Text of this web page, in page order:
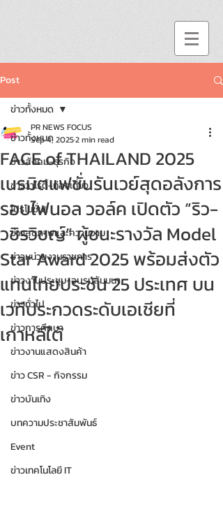
Post
ข่าวทั้งหมด
ข่าวสังคม-ธุรกิจ
ข่าววาไรตี้-ท่องเที่ยว
โปรโมชั่น!!
ข่าวสุขภาพและความงาม
ข่าวหน่วยงานราชการ
ข่าวงานประชุม-อบรมสัมมนา
ข่าวทั่วไป
ข่าวการศึกษา
ข่าวงานแสดงสินค้า
ข่าว CSR - กิจกรรม
ข่าวบันเทิง
บทความประชาสัมพันธ์
Event
ข่าวเทคโนโลยี IT
ข่าวทั้งหมด
FACE of THAILAND 2025
เนรมิตแฟชั่นรันเวย์สุดอลังการ
รอบไฟนอล วอล์ค เปิดตัว “ริว-
วชิรวิชญ์” ผู้ชนะรางวัล Model
Star Award 2025 พร้อมส่งตัว
แทนไทยประชัน 25 ประเทศ บน
เวทีประกวดระดับเอเชียที่
เกาหลีใต้
PR NEWS FOCUS
Sep 4, 20252 min read